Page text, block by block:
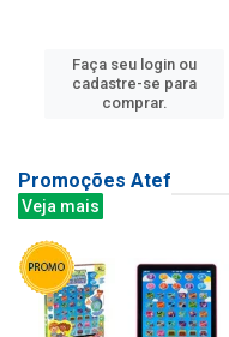
Faça seu login ou
cadastre-se para
comprar.
Promoções Atef
Veja mais